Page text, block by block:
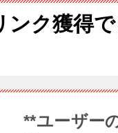
ンク獲得で
**ユーザー